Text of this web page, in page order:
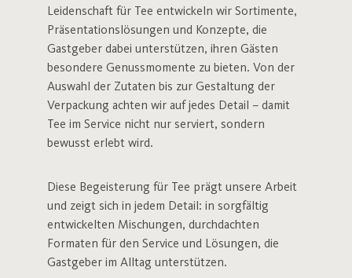
Leidenschaft für Tee entwickeln wir Sortimente,
Präsentationslösungen und Konzepte, die
Gastgeber dabei unterstützen, ihren Gästen
besondere Genussmomente zu bieten. Von der
Auswahl der Zutaten bis zur Gestaltung der
Verpackung achten wir auf jedes Detail – damit
Tee im Service nicht nur serviert, sondern
bewusst erlebt wird.
Diese Begeisterung für Tee prägt unsere Arbeit
und zeigt sich in jedem Detail: in sorgfältig
entwickelten Mischungen, durchdachten
Formaten für den Service und Lösungen, die
Gastgeber im Alltag unterstützen.